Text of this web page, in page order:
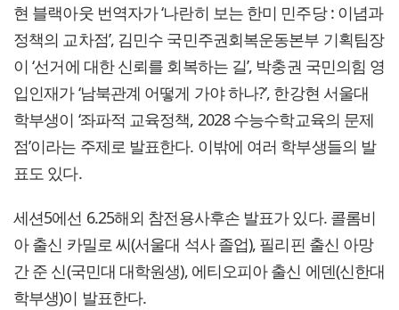
현 블랙아웃 번역자가 ‘나란히 보는 한미 민주당 : 이념과
정책의 교차점’, 김민수 국민주권회복운동본부 기획팀장
이 ‘선거에 대한 신뢰를 회복하는 길’, 박충권 국민의힘 영
입인재가 ‘남북관계 어떻게 가야 하나?’, 한강현 서울대
학부생이 ‘좌파적 교육정책, 2028 수능수학교육의 문제
점’이라는 주제로 발표한다. 이밖에 여러 학부생들의 발
표도 있다.
세션5에선 6.25해외 참전용사후손 발표가 있다. 콜롬비
아 출신 카밀로 씨(서울대 석사 졸업), 필리핀 출신 아망
간 준 신(국민대 대학원생), 에티오피아 출신 에덴(신한대
학부생)이 발표한다.